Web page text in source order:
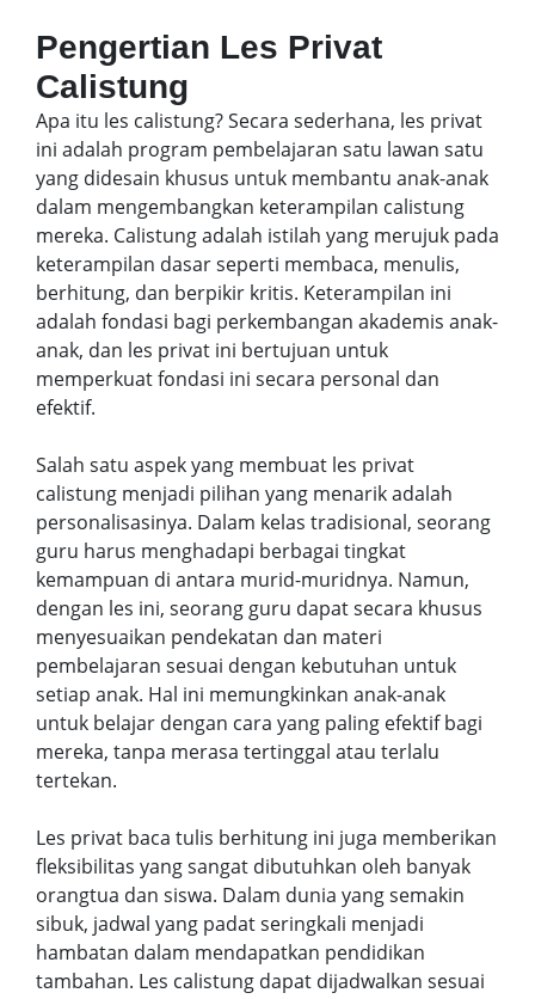
Pengertian Les Privat
Calistung
Apa itu les calistung? Secara sederhana, les privat
ini adalah program pembelajaran satu lawan satu
yang didesain khusus untuk membantu anak-anak
dalam mengembangkan keterampilan calistung
mereka. Calistung adalah istilah yang merujuk pada
keterampilan dasar seperti membaca, menulis,
berhitung, dan berpikir kritis. Keterampilan ini
adalah fondasi bagi perkembangan akademis anak-
anak, dan les privat ini bertujuan untuk
memperkuat fondasi ini secara personal dan
efektif.
Salah satu aspek yang membuat les privat
calistung menjadi pilihan yang menarik adalah
personalisasinya. Dalam kelas tradisional, seorang
guru harus menghadapi berbagai tingkat
kemampuan di antara murid-muridnya. Namun,
dengan les ini, seorang guru dapat secara khusus
menyesuaikan pendekatan dan materi
pembelajaran sesuai dengan kebutuhan untuk
setiap anak. Hal ini memungkinkan anak-anak
untuk belajar dengan cara yang paling efektif bagi
mereka, tanpa merasa tertinggal atau terlalu
tertekan.
Les privat baca tulis berhitung ini juga memberikan
fleksibilitas yang sangat dibutuhkan oleh banyak
orangtua dan siswa. Dalam dunia yang semakin
sibuk, jadwal yang padat seringkali menjadi
hambatan dalam mendapatkan pendidikan
tambahan. Les calistung dapat dijadwalkan sesuai